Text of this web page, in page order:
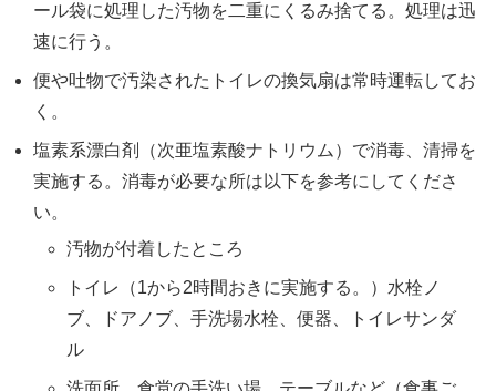
ール袋に処理した汚物を二重にくるみ捨てる。処理は迅
速に行う。
便や吐物で汚染されたトイレの換気扇は常時運転してお
く。
塩素系漂白剤（次亜塩素酸ナトリウム）で消毒、清掃を
実施する。消毒が必要な所は以下を参考にしてくださ
い。
汚物が付着したところ
トイレ（1から2時間おきに実施する。）水栓ノ
ブ、ドアノブ、手洗場水栓、便器、トイレサンダ
ル